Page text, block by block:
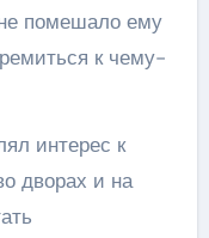
помешало ему
к чему-
интерес к
дворах и на